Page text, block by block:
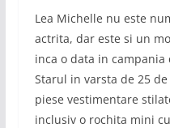
Lea Michelle nu este
actrita, dar este si un
inca o data in campania
Starul in varsta de 25
piese vestimentare
inclusiv o rochita mini